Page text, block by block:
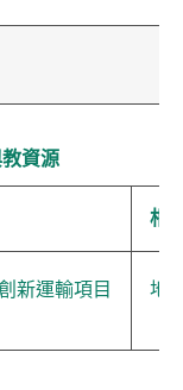
資源
相
新運輸項目
地